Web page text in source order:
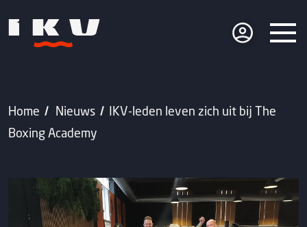
Home Nieuws
IKV-leden leven zich uit bij The
Boxing Academy